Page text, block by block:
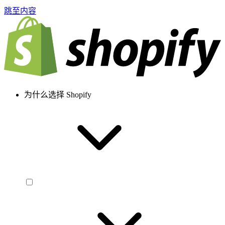
跳至内容
为什么选择 Shopify